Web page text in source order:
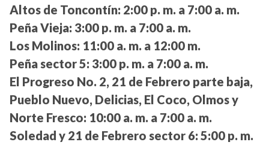
Altos de Toncontín: 2:00 p. m. a 7:00 a. m.
Peña Vieja: 3:00 p. m. a 7:00 a. m.
Los Molinos: 11:00 a. m. a 12:00 m.
Peña sector 5: 3:00 p. m. a 7:00 a. m.
El Progreso No. 2, 21 de Febrero parte baja,
Pueblo Nuevo, Delicias, El Coco, Olmos y
Norte Fresco: 10:00 a. m. a 7:00 a. m.
Soledad y 21 de Febrero sector 6: 5:00 p. m.